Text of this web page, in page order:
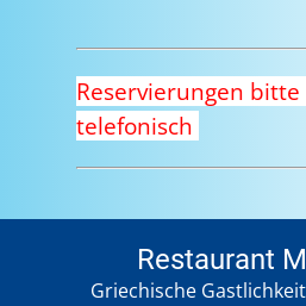
Reservierungen
telefonisch
Restaurant
Griechische